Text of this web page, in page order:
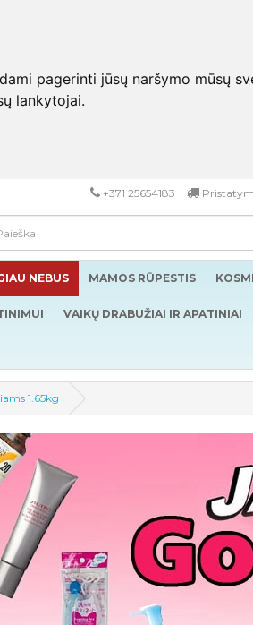
pagerinti jūsų naršymo mūsų
lankytojai.
+371 25654183
NEBUS MAMOS RŪPESTIS
VAIKŲ DRABUŽIAI IR APATINIAI
1.65kg